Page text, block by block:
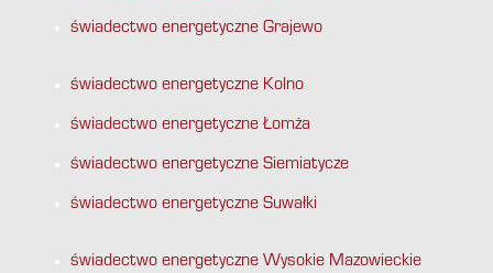
świadectwo energetyczne Grajewo
świadectwo energetyczne Kolno
świadectwo energetyczne Łomża
świadectwo energetyczne Siemiatycze
świadectwo energetyczne Suwałki
świadectwo energetyczne Wysokie Mazowieckie